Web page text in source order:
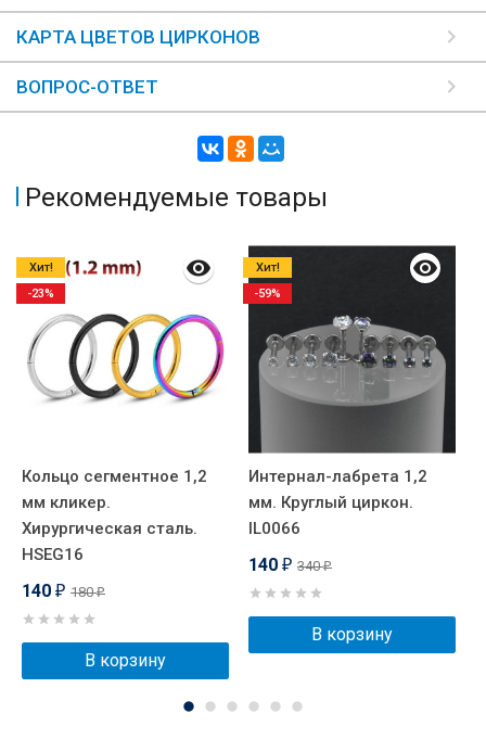
КАРТА ЦВЕТОВ ЦИРКОНОВ
ВОПРОС-ОТВЕТ
Рекомендуемые товары
Кольцо сегментное 1,2
мм кликер.
Хирургическая сталь.
HSEG16
140 ₽ 180₽
В корзину
Хит!
-23%
Интернал-лабрета 1,2
мм. Круглый циркон.
IL0066
140 ₽ 340₽
В корзину
Хит!
-59%